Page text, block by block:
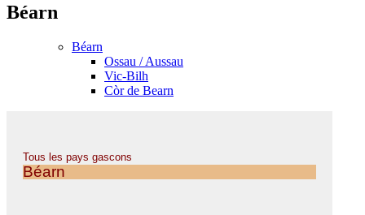
Béarn
Béarn
Ossau / Aussau
Vic-Bilh
Còr de Bearn